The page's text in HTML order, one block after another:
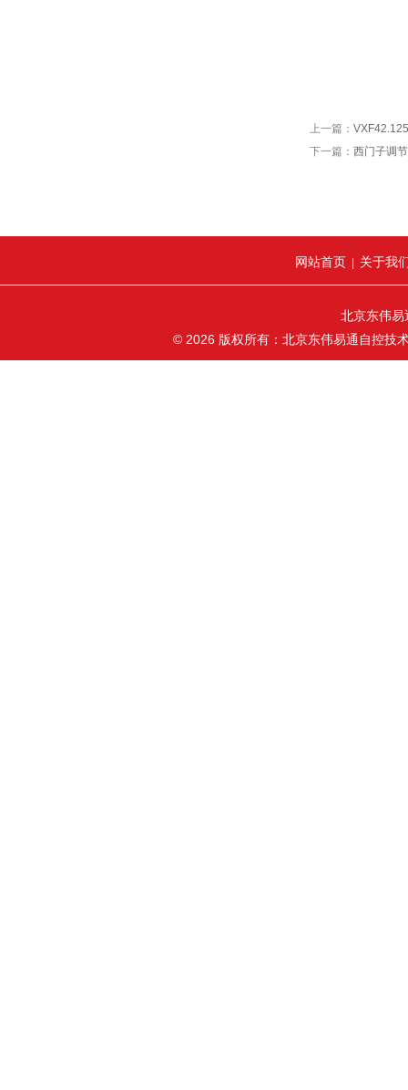
上一篇：
下一篇： 西门子调
网站首页 关于我
北京东伟易
© 2026 版权所有：北京东伟易通自控技